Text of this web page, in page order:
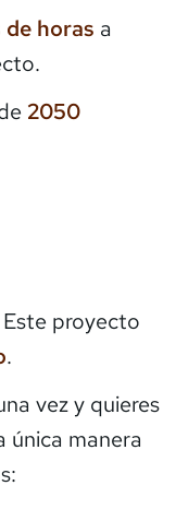
de horas a
2050
proyecto
.
vez y quieres
única manera